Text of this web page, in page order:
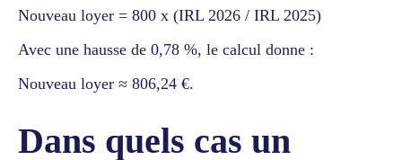
Nouveau loyer = 800 x (IRL 2026 / IRL 2025)
Avec une hausse de 0,78 %, le calcul donne :
Nouveau loyer ≈ 806,24 €.
Dans quels cas un